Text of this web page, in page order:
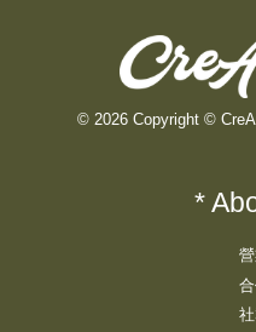
© 2026 Copyright ©
*